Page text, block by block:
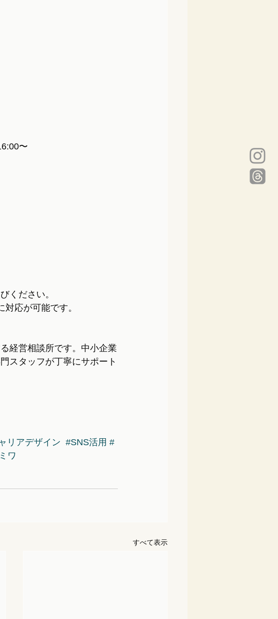
〜
ください。
応が可能です。
経営相談所です。中小企業
スタッフが丁寧にサポート
リアデザイン #SNS活用 #
ワ
すべて表示